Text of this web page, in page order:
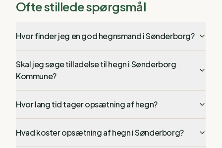
Ofte stillede spørgsmål
Hvor finder jeg en god hegnsmand i Sønderborg?
Skal jeg søge tilladelse til hegn i Sønderborg
Kommune?
Hvor lang tid tager opsætning af hegn?
Hvad koster opsætning af hegn i Sønderborg?